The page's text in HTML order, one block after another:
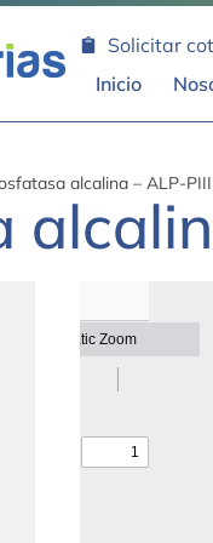
Solicitar
Inicio
alcalina – ALP-PIII